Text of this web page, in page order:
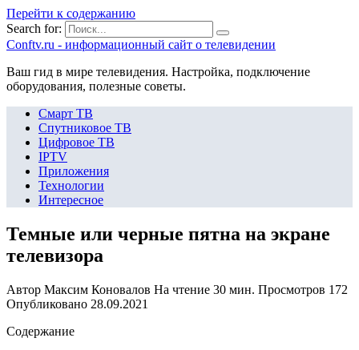
Перейти к содержанию
Search for:
Сonftv.ru - информационный сайт о телевидении
Ваш гид в мире телевидения. Настройка, подключение
оборудования, полезные советы.
Смарт ТВ
Спутниковое ТВ
Цифровое ТВ
IPTV
Приложения
Технологии
Интересное
Темные или черные пятна на экране
телевизора
Автор Максим Коновалов На чтение 30 мин. Просмотров 172
Опубликовано 28.09.2021
Содержание